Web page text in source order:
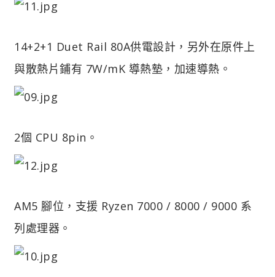
14+2+1 Duet Rail 80A供電設計，另外在原件上
與散熱片鋪有 7W/mK 導熱墊，加速導熱。
2個 CPU 8pin。
AM5 腳位，支援 Ryzen 7000 / 8000 / 9000 系
列處理器。